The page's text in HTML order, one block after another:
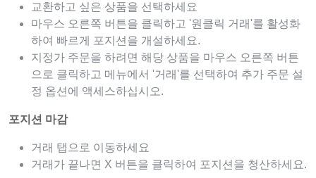
교환하고 싶은 상품을 선택하세요
마우스 오른쪽 버튼을 클릭하고 '원클릭 거래'를 활성화
하여 빠르게 포지션을 개설하세요.
지정가 주문을 하려면 해당 상품을 마우스 오른쪽 버튼
으로 클릭하고 메뉴에서 '거래'를 선택하여 추가 주문 설
정 옵션에 액세스하십시오.
포지션 마감
거래 탭으로 이동하세요
거래가 끝나면 X 버튼을 클릭하여 포지션을 청산하세요.